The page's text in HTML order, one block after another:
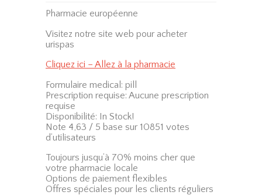
Pharmacie européenne
Visitez notre site web pour acheter
urispas
Cliquez ici – Allez à la pharmacie
Formulaire medical: pill
Prescription requise: Aucune prescription
requise
Disponibilité: In Stock!
Note 4,63 / 5 base sur 10851 votes
d’utilisateurs
Toujours jusqu’à 70% moins cher que
votre pharmacie locale
Options de paiement flexibles
Offres spéciales pour les clients réguliers